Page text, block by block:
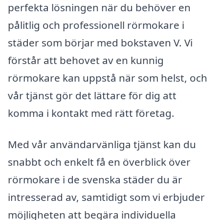
perfekta lösningen när du behöver en
pålitlig och professionell rörmokare i
städer som börjar med bokstaven V. Vi
förstår att behovet av en kunnig
rörmokare kan uppstå när som helst, och
vår tjänst gör det lättare för dig att
komma i kontakt med rätt företag.
Med vår användarvänliga tjänst kan du
snabbt och enkelt få en överblick över
rörmokare i de svenska städer du är
intresserad av, samtidigt som vi erbjuder
möjligheten att begära individuella